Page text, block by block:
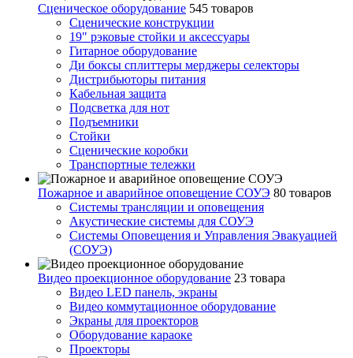
Сценическое оборудование 545 товаров
Сценические конструкции
19" рэковые стойки и аксесcуары
Гитарное оборудование
Ди боксы сплиттеры мерджеры селекторы
Дистрибьюторы питания
Кабельная защита
Подсветка для нот
Подъемники
Стойки
Сценические коробки
Транспортные тележки
Пожарное и аварийное оповещение СОУЭ 80 товаров
Cистемы трансляции и оповещения
Акустические системы для СОУЭ
Системы Оповещения и Управления Эвакуацией
(СОУЭ)
Видео проекционное оборудование 23 товара
Видео LED панель, экраны
Видео коммутационное оборудование
Экраны для проекторов
Оборудование караоке
Проекторы